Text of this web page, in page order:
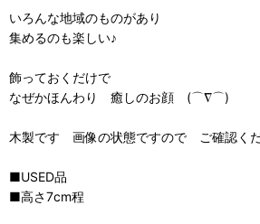
いろんな地域のものがあり
集めるのも楽しい♪
飾っておくだけで
なぜかほんわり 癒しのお顔 (⌒∇⌒)
木製です 画像の状態ですので ご確認く
■USED品
■高さ7cm程